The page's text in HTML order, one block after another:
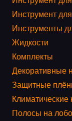
Инструмент
Инструменты
Жидкости
Комплекты
Декоративные
Защитные
Климатические
Полосы на